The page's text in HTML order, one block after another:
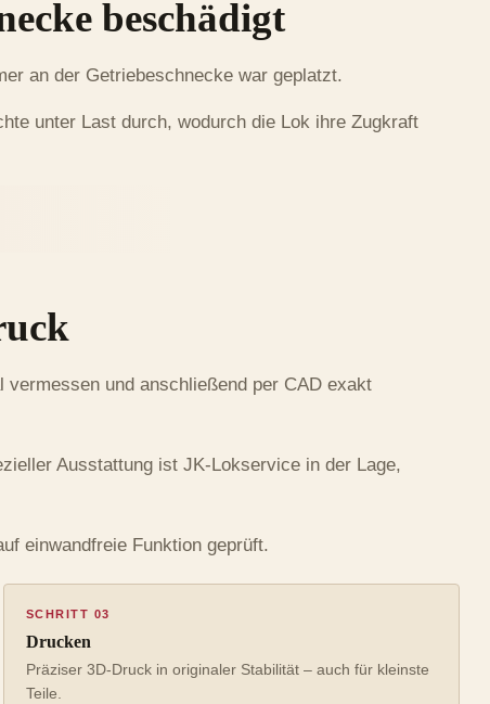
beschädigt
an der Getriebeschnecke war geplatzt.
unter Last durch, wodurch die Lok ihre Zugkraft
und anschließend per CAD exakt
Ausstattung ist JK-Lokservice in der Lage,
einwandfreie Funktion geprüft.
SCHRITT 03
Drucken
Präziser 3D-Druck in originaler Stabilität – auch für kleinste
Teile.